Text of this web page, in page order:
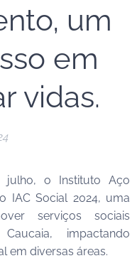
um
em
vidas.
o Instituto Aço
IAC Social 2024, uma
serviços sociais
impactando
em diversas áreas.